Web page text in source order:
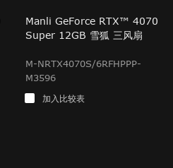
Manli GeForce RTX™ 4070
Super 12GB 雪狐 三风扇
M-NRTX4070S/6RFHPPP-
M3596
加入比较表